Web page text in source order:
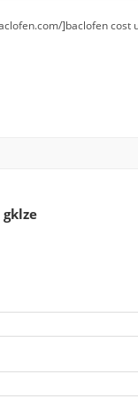
]baclofen cost